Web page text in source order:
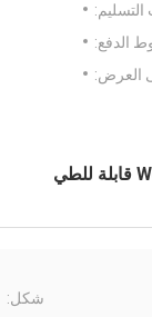
الدفع:
العرض:
شكل: